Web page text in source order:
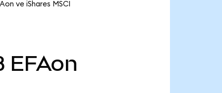
ve iShares MSCI
EFAon